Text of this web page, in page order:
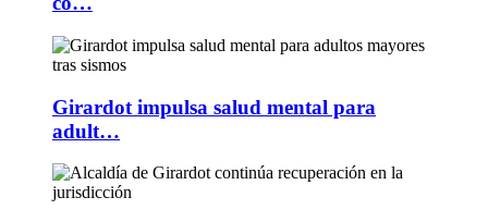
Girardot impulsa salud mental para
adult…